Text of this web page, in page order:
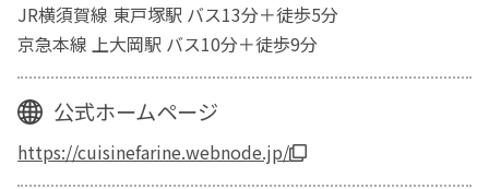
JR横須賀線 東戸塚駅 バス13分＋徒歩5分
京急本線 上大岡駅 バス10分＋徒歩9分
公式ホームページ
https://cuisinefarine.webnode.jp/